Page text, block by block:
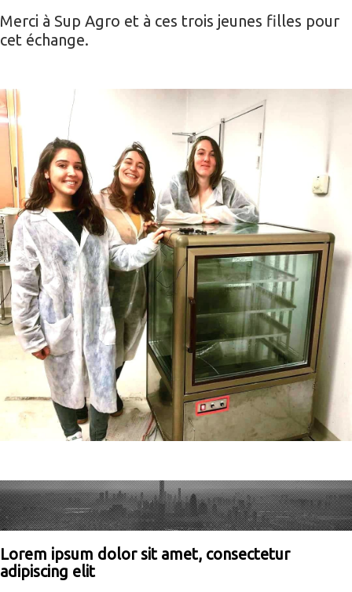
Merci à Sup Agro et à ces trois jeunes filles pour
cet échange.
Lorem ipsum dolor sit amet, consectetur
adipiscing elit